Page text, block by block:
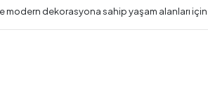
modern dekorasyona sahip yaşam alanları